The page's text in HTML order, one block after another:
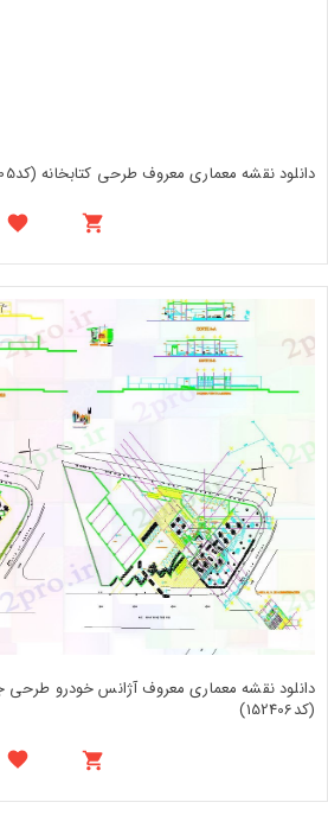
دانلود نقشه معماری معروف طرحی کتابخانه (کد154805)
(کد152406)